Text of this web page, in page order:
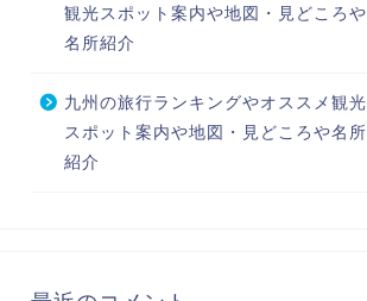
観光スポット案内や地図・見どころや
名所紹介
九州の旅行ランキングやオススメ観光
スポット案内や地図・見どころや名所
紹介